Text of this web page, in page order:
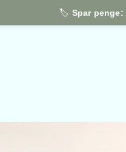
🏷️ Spar penge: